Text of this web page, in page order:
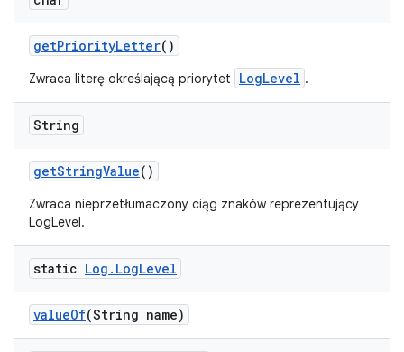
getPriorityLetter()
Zwraca literę określającą priorytet LogLevel .
String
getStringValue()
Zwraca nieprzetłumaczony ciąg znaków reprezentujący
LogLevel.
static Log . LogLevel
valueOf(String name)